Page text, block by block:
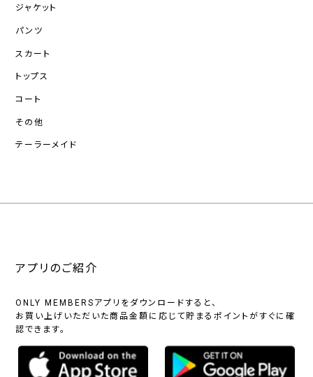
ジャケット
パンツ
スカート
トップス
コート
その他
テーラーメイド
アプリのご紹介
ONLY MEMBERSアプリをダウンロードすると、
お買い上げいただいた商品金額に応じて貯まるポイントがすぐに確
認できます。